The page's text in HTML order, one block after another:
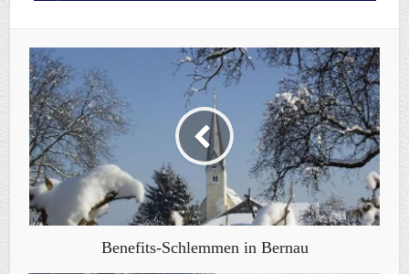
Benefits-Schlemmen in Bernau